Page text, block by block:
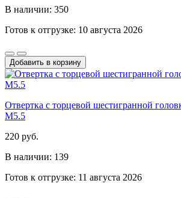
В наличии: 350
Готов к отгрузке: 10 августа 2026
Добавить в корзину
Отвертка с торцевой шестигранной
M5.5
220 руб.
В наличии: 139
Готов к отгрузке: 11 августа 2026